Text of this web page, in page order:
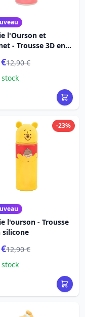
l'Ourson et
- Trousse 3D en
12,90 €
stock
-23%
l'ourson - Trousse
silicone
12,90 €
stock